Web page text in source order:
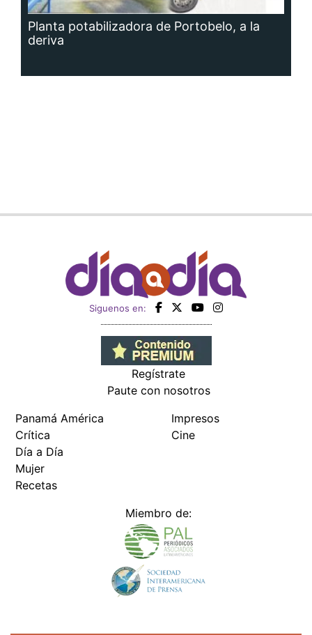
Planta potabilizadora de Portobelo, a la
deriva
Siguenos en:
Regístrate
Paute con nosotros
Panamá América
Crítica
Día a Día
Mujer
Recetas
Impresos
Cine
Miembro de: